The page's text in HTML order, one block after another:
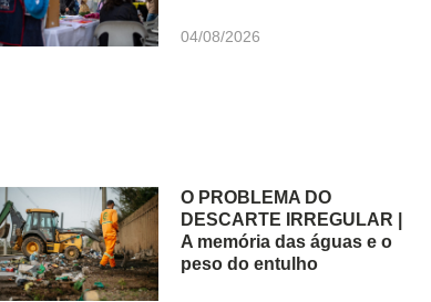
04/08/2026
O PROBLEMA DO
DESCARTE IRREGULAR |
A memória das águas e o
peso do entulho